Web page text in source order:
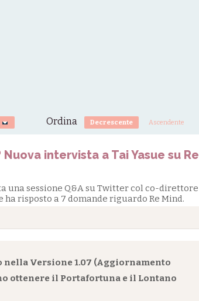
Ordina Decrescente Ascendente
intervista a Tai Yasue su Re
una sessione Q&A su Twitter col co-direttore
ha risposto a 7 domande riguardo Re Mind.
nella Versione 1.07 (Aggiornamento
ottenere il Portafortuna e il Lontano